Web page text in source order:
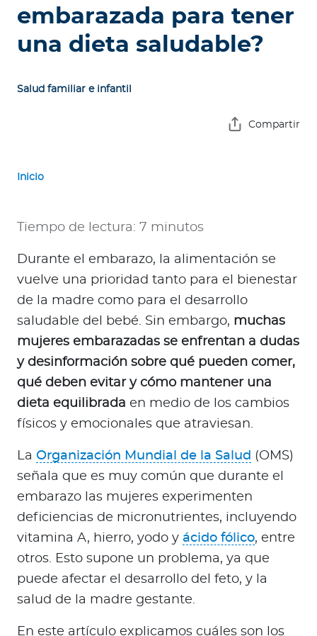
A
u
d
embarazada para tener
una dieta saludable?
Salud familiar e infantil
Compartir
Inicio
Tiempo de lectura: 7 minutos
Durante el embarazo, la alimentación se
vuelve una prioridad tanto para el bienestar
de la madre como para el desarrollo
saludable del bebé. Sin embargo, muchas
mujeres embarazadas se enfrentan a dudas
y desinformación sobre qué pueden comer,
qué deben evitar y cómo mantener una
dieta equilibrada en medio de los cambios
físicos y emocionales que atraviesan.
La Organización Mundial de la Salud (OMS)
señala que es muy común que durante el
embarazo las mujeres experimenten
deficiencias de micronutrientes, incluyendo
vitamina A, hierro, yodo y ácido fólico, entre
otros. Esto supone un problema, ya que
puede afectar el desarrollo del feto, y la
salud de la madre gestante.
En este artículo explicamos cuáles son los